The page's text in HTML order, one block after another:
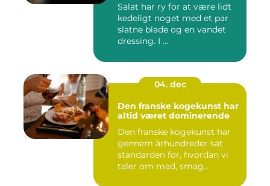
Salat har ry for at være lidt
kedeligt noget med et par
slatne blade og en vandet
dressing. I ...
04. dec
Den franske kogekunst har
altid været dominerende
Den franske kogekunst har
gennem århundreder sat
standarden for, hvordan vi
taler om mad, smag...